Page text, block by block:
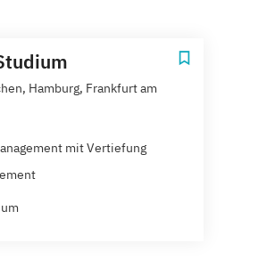
Hamburg, Frankfurt am
mit Vertiefung